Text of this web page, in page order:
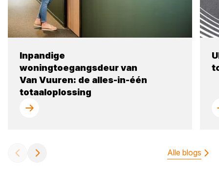
Inpandige
woningtoegangsdeur van
Van Vuuren: de alles-in-één
totaaloplossing
Alle blogs